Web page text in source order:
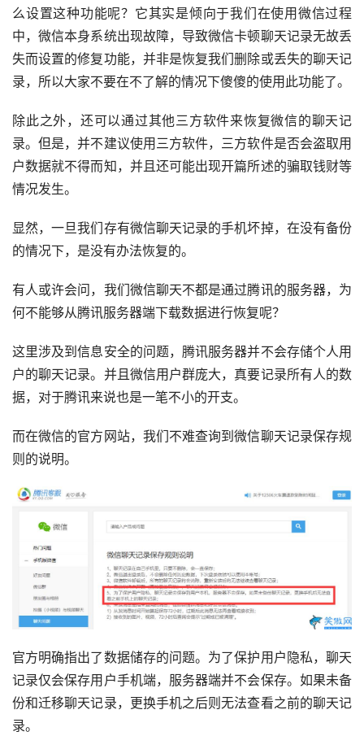
么设置这种功能呢？它其实是倾向于我们在使用微信过程
中，微信本身系统出现故障，导致微信卡顿聊天记录无故丢
失而设置的修复功能，并非是恢复我们删除或丢失的聊天记
录，所以大家不要在不了解的情况下傻傻的使用此功能了。
除此之外，还可以通过其他三方软件来恢复微信的聊天记
录。但是，并不建议使用三方软件，三方软件是否会盗取用
户数据就不得而知，并且还可能出现开篇所述的骗取钱财等
情况发生。
显然，一旦我们存有微信聊天记录的手机坏掉，在没有备份
的情况下，是没有办法恢复的。
有人或许会问，我们微信聊天不都是通过腾讯的服务器，为
何不能够从腾讯服务器端下载数据进行恢复呢？
这里涉及到信息安全的问题，腾讯服务器并不会存储个人用
户的聊天记录。并且微信用户群庞大，真要记录所有人的数
据，对于腾讯来说也是一笔不小的开支。
而在微信的官方网站，我们不难查询到微信聊天记录保存规
则的说明。
官方明确指出了数据储存的问题。为了保护用户隐私，聊天
记录仅会保存用户手机端，服务器端并不会保存。如果未备
份和迁移聊天记录，更换手机之后则无法查看之前的聊天记
录。